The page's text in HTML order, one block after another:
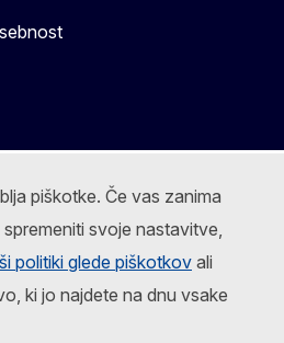
piškotke. Če vas zanima
svoje nastavitve,
politiki glede piškotkov ali
ki jo najdete na dnu vsake